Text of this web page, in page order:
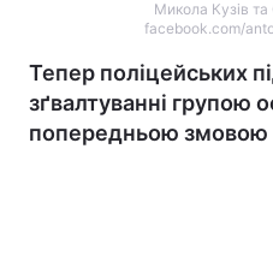
Микола Кузів
facebook.com/
Тепер поліцейських
зґвалтуванні групою
попередньою змовою